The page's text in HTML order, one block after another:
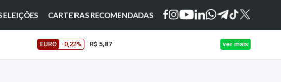
ELEIÇÕES CARTEIRAS RECOMENDADAS
EURO -0,22% R$ 5,87 ver mais